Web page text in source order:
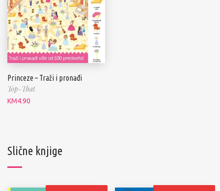
Princeze – Traži i pronađi
Top-That
KM4.90
Slične knjige